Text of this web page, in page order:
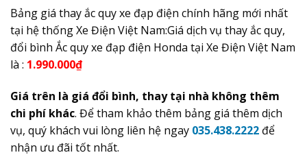
Bảng giá thay ắc quy xe đạp điện chính hãng mới nhất
tại hệ thống Xe Điện Việt Nam:Giá dịch vụ thay ắc quy,
đổi bình Ắc quy xe đạp điện Honda tại Xe Điện Việt Nam
là : 1.990.000₫
Giá trên là giá đổi bình, thay tại nhà không thêm
chi phí khác. Để tham khảo thêm bảng giá thêm dịch
vụ, quý khách vui lòng liên hệ ngay 035.438.2222 để
nhận ưu đãi tốt nhất.